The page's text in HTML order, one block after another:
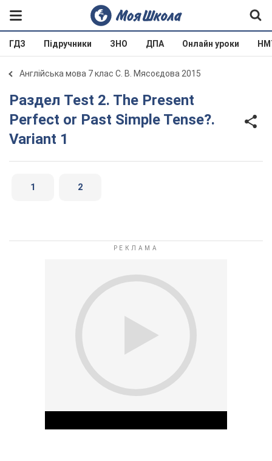
ГДЗ Підручники ЗНО ДПА Онлайн уроки
Англійська мова 7 клас С. В. Мясоєдова 2015
Раздел Test 2. The Present
Perfect or Past Simple Tense?.
Variant 1
1 2